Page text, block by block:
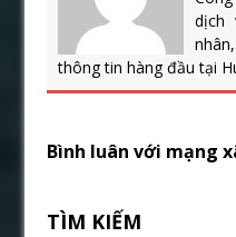
dịch
thông tin hàng đầu tại
Bình luân với mạng
TÌM KIẾM